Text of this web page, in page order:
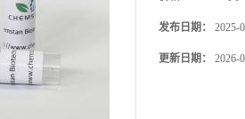
发布日期： 2025-
更新日期： 2026-